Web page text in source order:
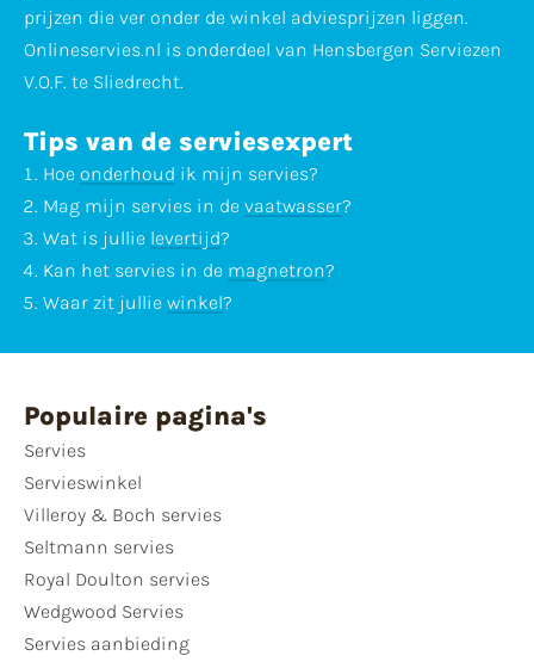
prijzen die ver onder de winkel adviesprijzen liggen.
Onlineservies.nl is onderdeel van Hensbergen Serviezen
V.O.F. te Sliedrecht.
Tips van de serviesexpert
Hoe onderhoud ik mijn servies?
Mag mijn servies in de vaatwasser?
Wat is jullie levertijd?
Kan het servies in de magnetron?
Waar zit jullie winkel?
Populaire pagina's
Servies
Servieswinkel
Villeroy & Boch servies
Seltmann servies
Royal Doulton servies
Wedgwood Servies
Servies aanbieding